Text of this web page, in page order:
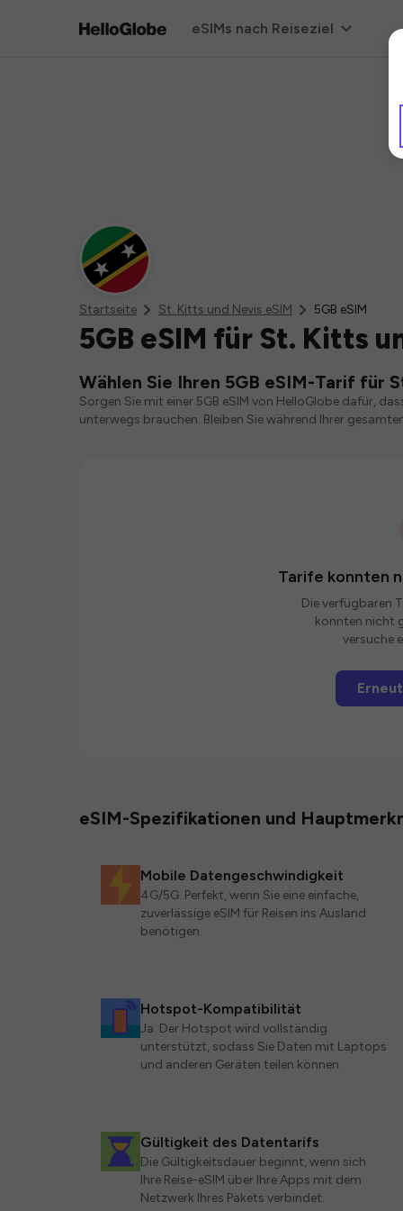
eSIMs nach Reiseziel
Startseite St. Kitts und Nevis eSIM 5GB eSIM
5GB eSIM für St. Kitts
Wählen Sie Ihren 5GB eSIM-Tarif für
Sorgen Sie mit einer 5GB eSIM von HelloGlobe dafür,
unterwegs brauchen. Bleiben Sie während Ihrer
Tarife konnten
Die verfügbaren
konnten nicht
versuche
eSIM-Spezifikationen und
Mobile Datengeschwindigkeit
4G/5G. Perfekt, wenn Sie eine einfache,
zuverlässige eSIM für Reisen ins Ausland
benötigen.
Hotspot-Kompatibilität
Ja. Der Hotspot wird vollständig
unterstützt, sodass Sie Daten mit Laptops
und anderen Geräten teilen können.
Gültigkeit des Datentarifs
Die Gültigkeitsdauer beginnt, wenn sich
Ihre Reise-eSIM über Ihre Apps mit dem
Netzwerk Ihres Pakets verbindet.